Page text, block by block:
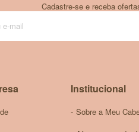
Cadastre-se e receba
Institucional
Sobre a Meu